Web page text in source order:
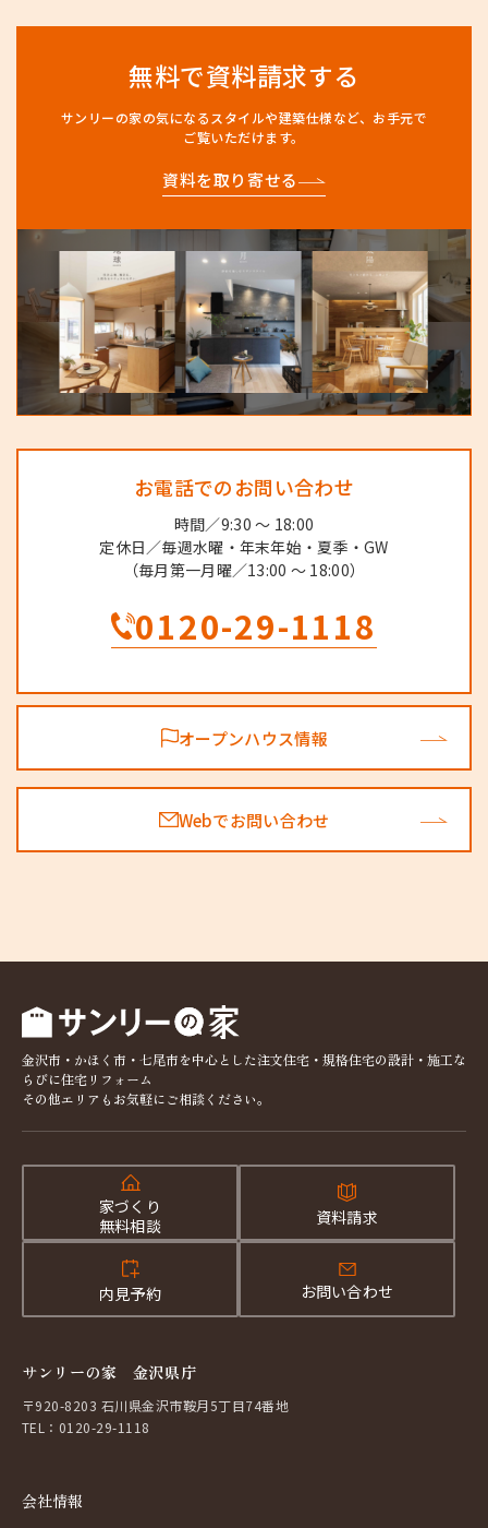
無料で資料請求する
サンリーの家の気になるスタイルや建築仕様など、 お手元で
ご覧いただけます。
資料を取り寄せる
お電話でのお問い合わせ
時間／9:30 ～ 18:00
定休日／毎週水曜・年末年始・夏季・GW
（毎月第一月曜／13:00 ～ 18:00）
0120-29-1118
オープンハウス情報
Webでお問い合わせ
金沢市・かほく市・七尾市を中心とした注文住宅・規格住宅の設計・施工な
らびに住宅リフォーム
その他エリアもお気軽にご相談ください。
家づくり
無料相談
資料請求
内見予約 お問い合わせ
サンリーの家 金沢県庁
〒920-8203 石川県金沢市鞍月5丁目74番地
TEL：0120-29-1118
会社情報